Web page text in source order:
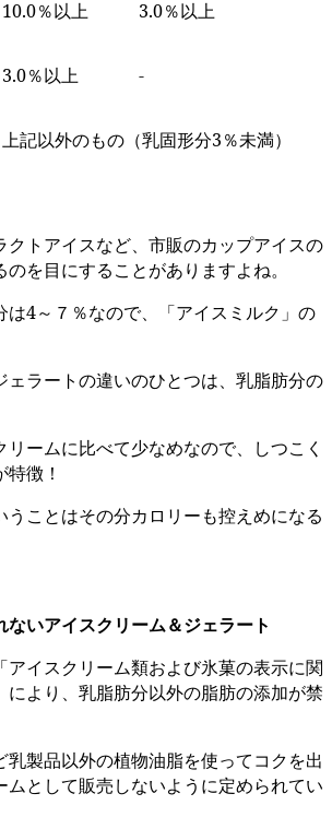
10.0％以上 3.0％以上
3.0％以上 -
上記以外のもの（乳固形分3％未満）
クトアイスなど、市販のカップアイスの
を目にすることがありますよね。
は4～７％なので、「アイスミルク」の
ェラートの違いのひとつは、乳脂肪分の
ームに比べて少なめなので、しつこく
徴！
うことはその分カロリーも控えめになる
いアイスクリーム＆ジェラート
アイスクリーム類および氷菓の表示に関
により、乳脂肪分以外の脂肪の添加が禁
乳製品以外の植物油脂を使ってコクを出
ムとして販売しないように定められてい